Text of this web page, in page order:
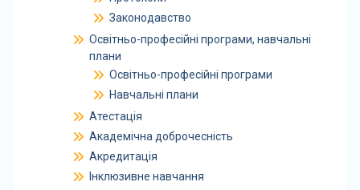
Законодавство
Освітньо-професійні програми, навчальні
плани
Освітньо-професійні програми
Навчальні плани
Атестація
Академічна доброчесність
Акредитація
Інклюзивне навчання